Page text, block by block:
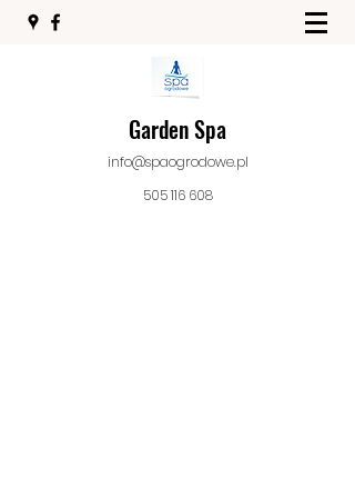
Garden Spa
info@spaogrodowe.pl
505 116 608